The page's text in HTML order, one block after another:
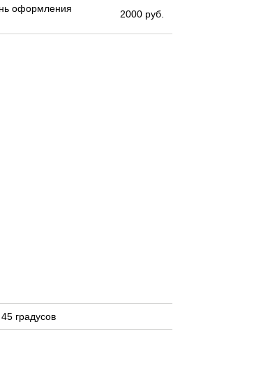
оформления
2000 руб.
градусов